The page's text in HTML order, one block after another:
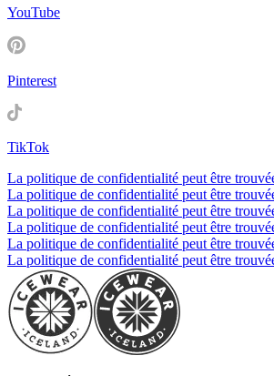
YouTube
Pinterest
TikTok
La politique de confidentialité peut être
La politique de confidentialité peut être
La politique de confidentialité peut être
La politique de confidentialité peut être
La politique de confidentialité peut être
La politique de confidentialité peut être